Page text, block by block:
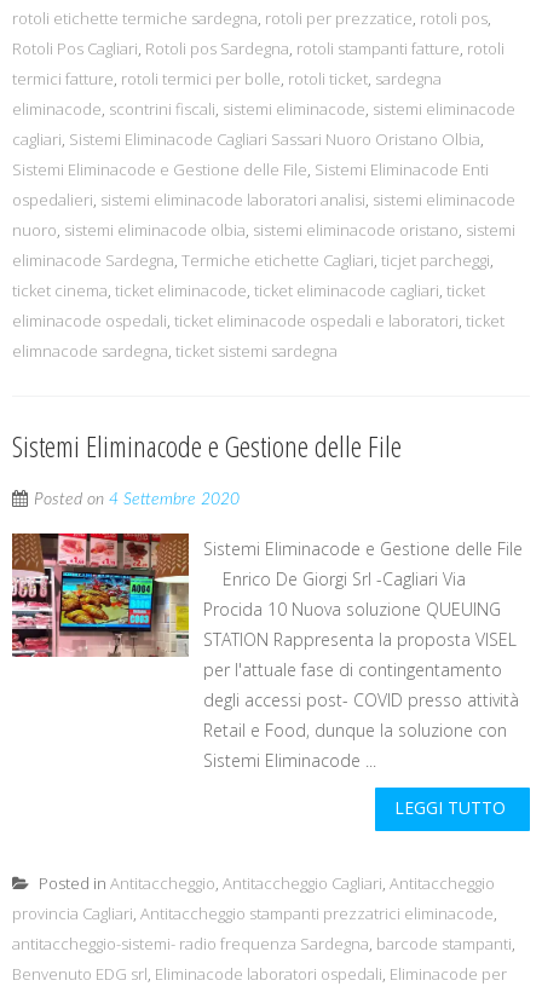
rotoli etichette termiche sardegna, rotoli per prezzatice, rotoli pos,
Rotoli Pos Cagliari, Rotoli pos Sardegna, rotoli stampanti fatture, rotoli
termici fatture, rotoli termici per bolle, rotoli ticket, sardegna
eliminacode, scontrini fiscali, sistemi eliminacode, sistemi eliminacode
cagliari, Sistemi Eliminacode Cagliari Sassari Nuoro Oristano Olbia,
Sistemi Eliminacode e Gestione delle File, Sistemi Eliminacode Enti
ospedalieri, sistemi eliminacode laboratori analisi, sistemi eliminacode
nuoro, sistemi eliminacode olbia, sistemi eliminacode oristano, sistemi
eliminacode Sardegna, Termiche etichette Cagliari, ticjet parcheggi,
ticket cinema, ticket eliminacode, ticket eliminacode cagliari, ticket
eliminacode ospedali, ticket eliminacode ospedali e laboratori, ticket
elimnacode sardegna, ticket sistemi sardegna
Sistemi Eliminacode e Gestione delle File
Posted on 4 Settembre 2020
Sistemi Eliminacode e Gestione delle File
Enrico De Giorgi Srl -Cagliari Via
Procida 10 Nuova soluzione QUEUING
STATION Rappresenta la proposta VISEL
per l'attuale fase di contingentamento
degli accessi post- COVID presso attività
Retail e Food, dunque la soluzione con
Sistemi Eliminacode ...
LEGGI TUTTO
Posted in Antitaccheggio, Antitaccheggio Cagliari, Antitaccheggio
provincia Cagliari, Antitaccheggio stampanti prezzatrici eliminacode,
antitaccheggio-sistemi- radio frequenza Sardegna, barcode stampanti,
Benvenuto EDG srl, Eliminacode laboratori ospedali, Eliminacode per